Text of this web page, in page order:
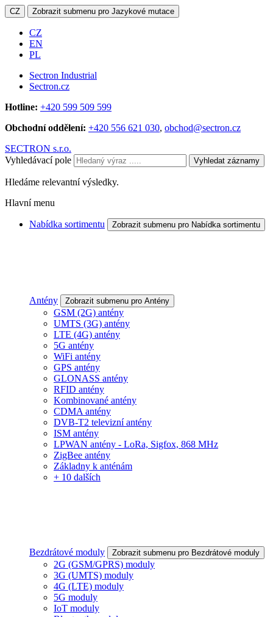
CZ Zobrazit submenu pro Jazykové mutace
CZ
EN
PL
Sectron Industrial
Sectron.cz
Hotline: +420 599 509 599
Obchodní oddělení: +420 556 621 030, obchod@sectron.cz
SECTRON s.r.o.
Vyhledávací pole
Vyhledat záznamy
Hledáme relevantní výsledky.
Hlavní menu
Nabídka sortimentu Zobrazit submenu pro Nabídka sortimentu
Antény Zobrazit submenu pro Antény
GSM (2G) antény
UMTS (3G) antény
LTE (4G) antény
5G antény
WiFi antény
GPS antény
GLONASS antény
RFID antény
Kombinované antény
CDMA antény
DVB-T2 televizní antény
ISM antény
LPWAN antény - LoRa, Sigfox, 868 MHz
ZigBee antény
Základny k anténám
+ 10 dalších
Bezdrátové moduly Zobrazit submenu pro Bezdrátové moduly
2G (GSM/GPRS) moduly
3G (UMTS) moduly
4G (LTE) moduly
5G moduly
IoT moduly